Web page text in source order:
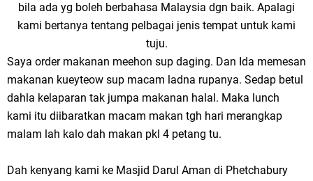
bila ada yg boleh berbahasa Malaysia dgn baik. Apalagi
kami bertanya tentang pelbagai jenis tempat untuk kami
tuju.
Saya order makanan meehon sup daging. Dan Ida memesan
makanan kueyteow sup macam ladna rupanya. Sedap betul
dahla kelaparan tak jumpa makanan halal. Maka lunch
kami itu diibaratkan macam makan tgh hari merangkap
malam lah kalo dah makan pkl 4 petang tu.
Dah kenyang kami ke Masjid Darul Aman di Phetchabury